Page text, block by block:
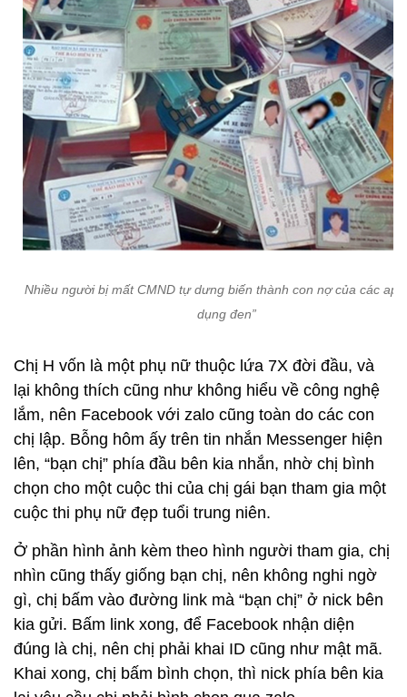
Nhiều người bị mất CMND tự dưng biến thành con nợ của các app
dụng đen”
Chị H vốn là một phụ nữ thuộc lứa 7X đời đầu, và
lại không thích cũng như không hiểu về công nghệ
lắm, nên Facebook với zalo cũng toàn do các con
chị lập. Bỗng hôm ấy trên tin nhắn Messenger hiện
lên, “bạn chị” phía đầu bên kia nhắn, nhờ chị bình
chọn cho một cuộc thi của chị gái bạn tham gia một
cuộc thi phụ nữ đẹp tuổi trung niên.
Ở phần hình ảnh kèm theo hình người tham gia, chị
nhìn cũng thấy giống bạn chị, nên không nghi ngờ
gì, chị bấm vào đường link mà “bạn chị” ở nick bên
kia gửi. Bấm link xong, để Facebook nhận diện
đúng là chị, nên chị phải khai ID cũng như mật mã.
Khai xong, chị bấm bình chọn, thì nick phía bên kia